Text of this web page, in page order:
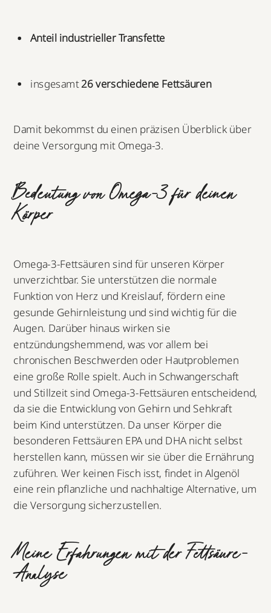
Anteil industrieller Transfette
insgesamt26 verschiedene Fettsäuren
Damit bekommst du einen präzisen Überblick über
deine Versorgung mit Omega-3.
Bedeutung von Omega-3 für deinen
Körper
Omega-3-Fettsäuren sind für unseren Körper
unverzichtbar. Sie unterstützen die normale
Funktion von Herz und Kreislauf, fördern eine
gesunde Gehirnleistung und sind wichtig für die
Augen. Darüber hinaus wirken sie
entzündungshemmend, was vor allem bei
chronischen Beschwerden oder Hautproblemen
eine große Rolle spielt. Auch in Schwangerschaft
und Stillzeit sind Omega-3-Fettsäuren entscheidend,
da sie die Entwicklung von Gehirn und Sehkraft
beim Kind unterstützen. Da unser Körper die
besonderen Fettsäuren EPA und DHA nicht selbst
herstellen kann, müssen wir sie über die Ernährung
zuführen. Wer keinen Fisch isst, findet in Algenöl
eine rein pflanzliche und nachhaltige Alternative, um
die Versorgung sicherzustellen.
Meine Erfahrungen mit der Fettsäure-
Analyse